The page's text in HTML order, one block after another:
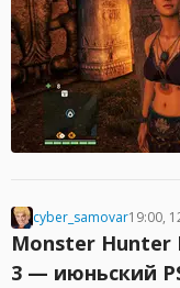
cyber_samovar19:00,
Monster Hunter
3 — июньский